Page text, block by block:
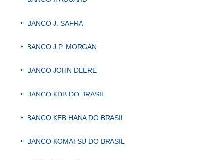
BANCO J. SAFRA
BANCO J.P. MORGAN
BANCO JOHN DEERE
BANCO KDB DO BRASIL
BANCO KEB HANA DO BRASIL
BANCO KOMATSU DO BRASIL